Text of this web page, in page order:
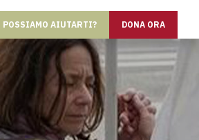
POSSIAMO AIUTARTI? DONA ORA